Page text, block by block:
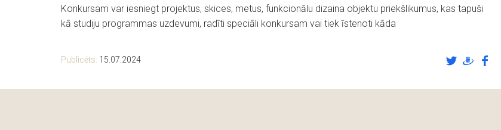
Konkursam var iesniegt projektus, skices, metus, funkcionālu dizaina objektu priekšlikumus, kas tapuši
kā studiju programmas uzdevumi, radīti speciāli konkursam vai tiek īstenoti kāda
Publicēts: 15.07.2024